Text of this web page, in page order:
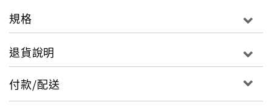
究竟是落入了真兇故布疑陣的圈套
還是井口就是名副其實的兇手？
當案情陷入膠著之時，
更加黑暗醜陋、不可告人的秘密也將揭曉……
人物介紹
規格
退貨說明
付款/配送